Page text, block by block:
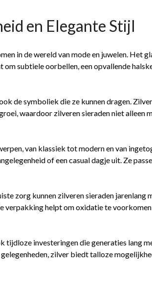
en Elegante Stijl
in de wereld van mode en juwelen. Het
subtiele oorbellen, een opvallende
de symboliek die ze kunnen dragen.
waardoor zilveren sieraden niet alleen
van klassiek tot modern en van
of een casual dagje uit. Ze
zorg kunnen zilveren sieraden jarenlang
verpakking helpt om oxidatie te
investeringen die generaties lang
zilver biedt talloze